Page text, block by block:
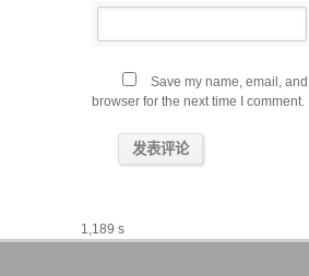
Save my name, email,
browser for the next time I comment.
1,189 s